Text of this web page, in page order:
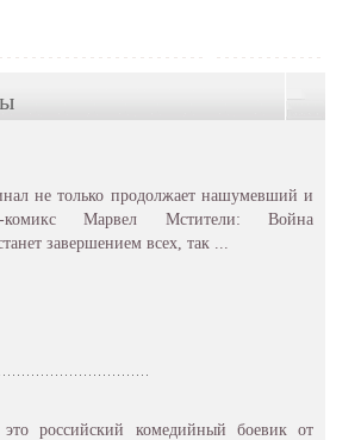
не только продолжает нашумевший и
комикс Марвел Мстители: Война
завершением всех, так ...
российский комедийный боевик от